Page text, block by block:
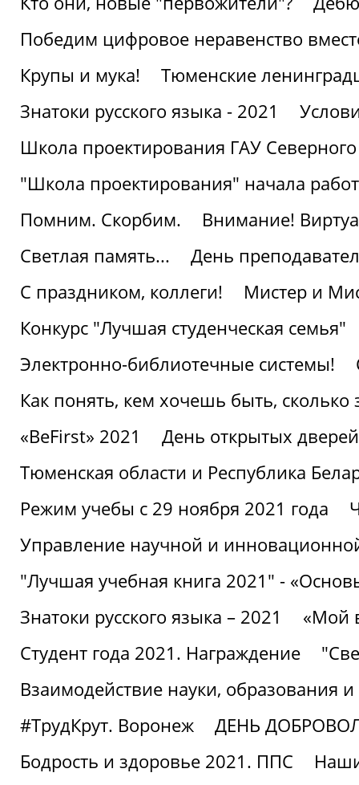
Победим цифровое неравенство
Крупы и мука!
Тюменские
Знатоки русского языка - 2021
Школа проектирования ГАУ
"Школа проектирования" начала
Помним. Скорбим.
Внимание!
Светлая память...
День
С праздником, коллеги!
Мистер и
Конкурс "Лучшая студенческая семья"
Электронно-библиотечные системы!
Как понять, кем хочешь быть, сколько
«BeFirst» 2021
День открытых
Тюменская области и Республика
Режим учебы с 29 ноября 2021 года
Управление научной и
"Лучшая учебная книга 2021" -
Знатоки русского языка – 2021
«Мой
Студент года 2021. Награждение
Взаимодействие науки, образования и
#ТрудКрут. Воронеж
ДЕНЬ
Бодрость и здоровье 2021. ППС